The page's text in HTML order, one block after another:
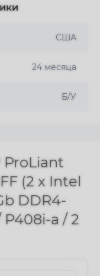
США
24 месяца
Б/У
(2 x Intel
DDR4-
P408i-a / 2